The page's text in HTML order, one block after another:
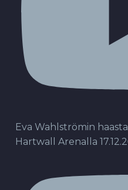
Eva Wahlströmin
Hartwall Arenalla